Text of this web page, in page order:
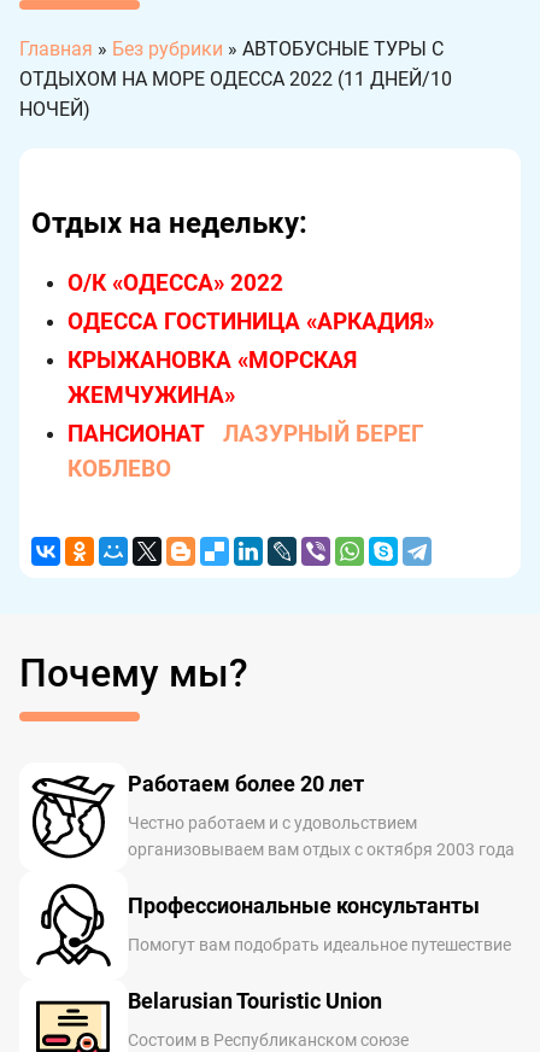
Главная » Без рубрики » АВТОБУСНЫЕ ТУРЫ С
ОТДЫХОМ НА МОРЕ ОДЕССА 2022 (11 ДНЕЙ/10
НОЧЕЙ)
Отдых на недельку:
О/К «ОДЕССА» 2022
ОДЕССА ГОСТИНИЦА «АРКАДИЯ»
КРЫЖАНОВКА «МОРСКАЯ
ЖЕМЧУЖИНА»
ПАНСИОНАТ
ЛАЗУРНЫЙ БЕРЕГ
КОБЛЕВО
Почему мы?
Работаем более 20 лет
Честно работаем и с удовольствием
организовываем вам отдых с октября 2003 года
Профессиональные консультанты
Помогут вам подобрать идеальное путешествие
Belarusian Touristic Union
Состоим в Республиканском союзе